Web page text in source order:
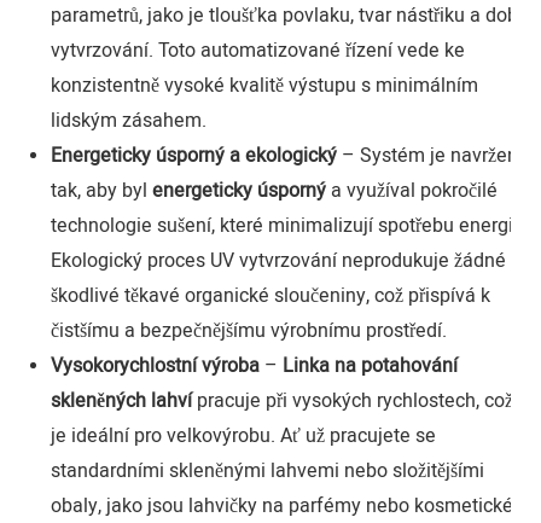
parametrů, jako je tloušťka povlaku, tvar nástřiku a doba
vytvrzování. Toto automatizované řízení vede ke
konzistentně vysoké kvalitě výstupu s minimálním
lidským zásahem.
Energeticky úsporný a ekologický– Systém je navržen
tak, aby byl energeticky úspornýa využíval pokročilé
technologie sušení, které minimalizují spotřebu energie.
Ekologický proces UV vytvrzování neprodukuje žádné
škodlivé těkavé organické sloučeniny, což přispívá k
čistšímu a bezpečnějšímu výrobnímu prostředí.
Vysokorychlostní výroba– Linka na potahování
skleněných lahvípracuje při vysokých rychlostech, což
je ideální pro velkovýrobu. Ať už pracujete se
standardními skleněnými lahvemi nebo složitějšími
obaly, jako jsou lahvičky na parfémy nebo kosmetické